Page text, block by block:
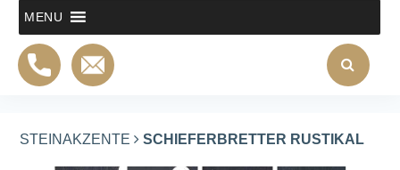
MENU
STEINAKZENTE SCHIEFERBRETTER RUSTIKAL